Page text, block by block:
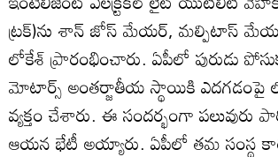
ట్రక్‌)ను శాన్‌ జోస్‌ మేయర్‌, మల్పిటాస్‌
లోకేశ్‌ ప్రారంభించారు. ఏపీలో పురుడు
మోటార్స్‌ అంతర్జాతీయ స్థాయికి ఎదగడంపై
వ్యక్తం చేశారు. ఈ సందర్భంగా పలువురు
ఆయన భేటీ అయ్యారు. ఏపీలో తమ సంస్థ